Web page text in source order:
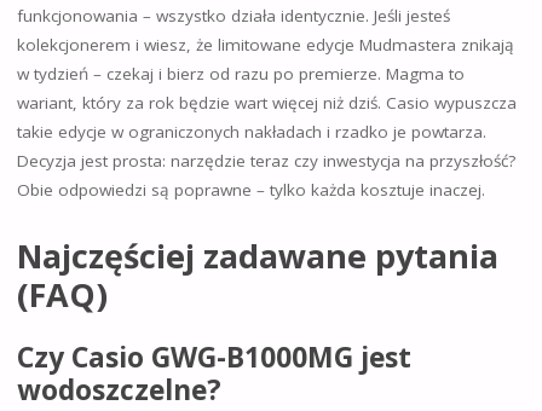
funkcjonowania – wszystko działa identycznie. Jeśli jesteś
kolekcjonerem i wiesz, że limitowane edycje Mudmastera znikają
w tydzień – czekaj i bierz od razu po premierze. Magma to
wariant, który za rok będzie wart więcej niż dziś. Casio wypuszcza
takie edycje w ograniczonych nakładach i rzadko je powtarza.
Decyzja jest prosta: narzędzie teraz czy inwestycja na przyszłość?
Obie odpowiedzi są poprawne – tylko każda kosztuje inaczej.
Najczęściej zadawane pytania
(FAQ)
Czy Casio GWG-B1000MG jest
wodoszczelne?